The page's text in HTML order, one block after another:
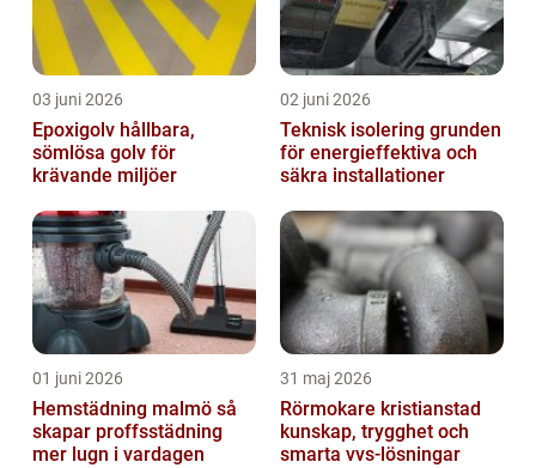
03 juni 2026
Epoxigolv hållbara,
sömlösa golv för
krävande miljöer
02 juni 2026
Teknisk isolering grunden
för energieffektiva och
säkra installationer
01 juni 2026
Hemstädning malmö så
skapar proffsstädning
mer lugn i vardagen
31 maj 2026
Rörmokare kristianstad
kunskap, trygghet och
smarta vvs-lösningar